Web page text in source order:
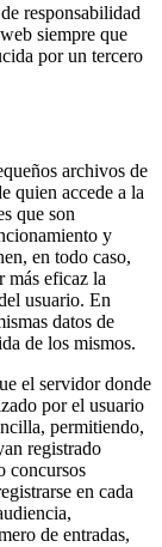
responsabilidad
siempre que
por un tercero
archivos de
quien accede a la
que son
y
en todo caso,
más eficaz la
usuario. En
datos de
de los mismos.
el servidor donde
por el usuario
permitiendo,
registrado
concursos
en cada
de entradas,